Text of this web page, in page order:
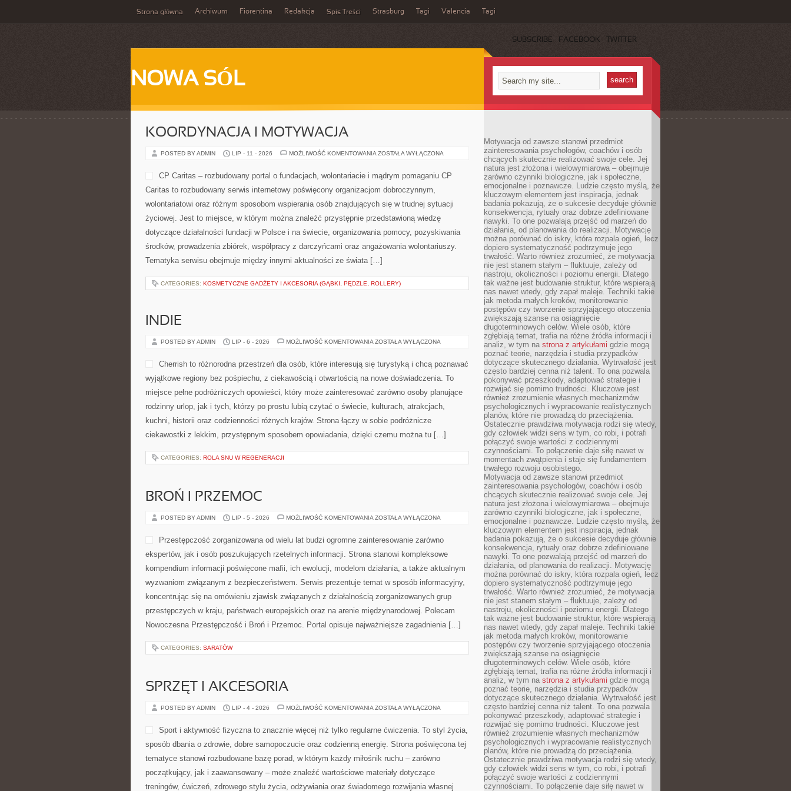
Strona główna Archiwum Fiorentina Redakcja Spis Treści Strasburg Tagi Valencia Tagi
SUBSCRIBE FACEBOOK TWITTER
NOWA SÓL
KOORDYNACJA I MOTYWACJA
POSTED BY ADMIN LIP - 11 - 2026 MOŻLIWOŚĆ KOMENTOWANIA KOORDYNACJA
ZOSTAŁA WYŁĄCZONA
CP Caritas – rozbudowany portal o fundacjach,
wolontariacie i mądrym pomaganiu CP Caritas to
rozbudowany serwis internetowy poświęcony
organizacjom dobroczynnym, wolontariatowi oraz
różnym sposobom wspierania osób znajdujących się w
trudnej sytuacji życiowej. Jest to miejsce, w którym
można znaleźć przystępnie przedstawioną wiedzę dotyczące działalności fundacji w Polsce i
na świecie, organizowania pomocy, pozyskiwania środków, prowadzenia zbiórek, współpracy z
darczyńcami oraz angażowania wolontariuszy. Tematyka serwisu obejmuje między innymi
CATEGORIES:
INDIE
POSTED BY ADMIN LIP - 6 - 2026 MOŻLIWOŚĆ KOMENTOWANIA
Cherrish to różnorodna przestrzeń dla osób, które
interesują się turystyką i chcą poznawać wyjątkowe
regiony bez pośpiechu, z ciekawością i otwartością na
nowe doświadczenia. To miejsce pełne podróżniczych
opowieści, który może zainteresować zarówno osoby
lubią czytać o świecie, kulturach, atrakcjach, kuchni, historii oraz codzienności różnych
opowiadania, dzięki czemu można tu […]
CATEGORIES:ROLA SNU W REGENERACJI
BROŃ I PRZEMOC
POSTED BY ADMIN LIP - 5 - 2026 MOŻLIWOŚĆ KOMENTOWANIA BROŃ
I
PRZEMOC
ZOSTAŁA WYŁĄCZONA
Przestępczość zorganizowana od wielu lat budzi
ogromne zainteresowanie zarówno ekspertów, jak i osób
poszukujących rzetelnych informacji. Strona stanowi
ich ewolucji, modelom działania, a także aktualnym
prezentuje temat w sposób informacyjny, koncentrując się na omówieniu zjawisk związanych z
CATEGORIES:SARATÓW
Motywacja od zawsze stanowi przedmiot
zainteresowania psychologów, coachów i osób
chcących skutecznie realizować swoje cele. Jej
natura jest złożona i wielowymiarowa – obejmuje
zarówno czynniki biologiczne, jak i społeczne,
emocjonalne i poznawcze. Ludzie często myślą, że
kluczowym elementem jest inspiracja, jednak
badania pokazują, że o sukcesie decyduje głównie
konsekwencja, rytuały oraz dobrze zdefiniowane
nawyki. To one pozwalają przejść od marzeń do
działania, od planowania do realizacji. Motywację
można porównać do iskry, która rozpala ogień, lecz
dopiero systematyczność podtrzymuje jego
trwałość. Warto również zrozumieć, że motywacja
nie jest stanem stałym – fluktuuje, zależy od
nastroju, okoliczności i poziomu energii. Dlatego
tak ważne jest budowanie struktur, które wspierają
nas nawet wtedy, gdy zapał maleje. Techniki takie
jak metoda małych kroków, monitorowanie
postępów czy tworzenie sprzyjającego otoczenia
zwiększają szanse na osiągnięcie
długoterminowych celów. Wiele osób, które
zgłębiają temat, trafia na różne źródła informacji i
analiz, w tym na strona z artykułami gdzie mogą
poznać teorie, narzędzia i studia przypadków
dotyczące skutecznego działania. Wytrwałość jest
często bardziej cenna niż talent. To ona pozwala
pokonywać przeszkody, adaptować strategie i
rozwijać się pomimo trudności. Kluczowe jest
również zrozumienie własnych mechanizmów
psychologicznych i wypracowanie realistycznych
planów, które nie prowadzą do przeciążenia.
Ostatecznie prawdziwa motywacja rodzi się wtedy,
gdy człowiek widzi sens w tym, co robi, i potrafi
połączyć swoje wartości z codziennymi
czynnościami. To połączenie daje siłę nawet w
momentach zwątpienia i staje się fundamentem
trwałego rozwoju osobistego.
Motywacja od zawsze stanowi przedmiot
zainteresowania psychologów, coachów i osób
chcących skutecznie realizować swoje cele. Jej
natura jest złożona i wielowymiarowa – obejmuje
zarówno czynniki biologiczne, jak i społeczne,
emocjonalne i poznawcze. Ludzie często myślą, że
kluczowym elementem jest inspiracja, jednak
badania pokazują, że o sukcesie decyduje głównie
konsekwencja, rytuały oraz dobrze zdefiniowane
nawyki. To one pozwalają przejść od marzeń do
działania, od planowania do realizacji. Motywację
można porównać do iskry, która rozpala ogień, lecz
dopiero systematyczność podtrzymuje jego
trwałość. Warto również zrozumieć, że motywacja
nie jest stanem stałym – fluktuuje, zależy od
nastroju, okoliczności i poziomu energii. Dlatego
tak ważne jest budowanie struktur, które wspierają
nas nawet wtedy, gdy zapał maleje. Techniki takie
jak metoda małych kroków, monitorowanie
postępów czy tworzenie sprzyjającego otoczenia
zwiększają szanse na osiągnięcie
długoterminowych celów. Wiele osób, które
zgłębiają temat, trafia na różne źródła informacji i
analiz, w tym na strona z artykułami gdzie mogą
poznać teorie, narzędzia i studia przypadków
dotyczące skutecznego działania. Wytrwałość jest
często bardziej cenna niż talent. To ona pozwala
pokonywać przeszkody, adaptować strategie i
rozwijać się pomimo trudności. Kluczowe jest
również zrozumienie własnych mechanizmów
psychologicznych i wypracowanie realistycznych
planów, które nie prowadzą do przeciążenia.
Ostatecznie prawdziwa motywacja rodzi się wtedy,
gdy człowiek widzi sens w tym, co robi, i potrafi
połączyć swoje wartości z codziennymi
czynnościami. To połączenie daje siłę nawet w